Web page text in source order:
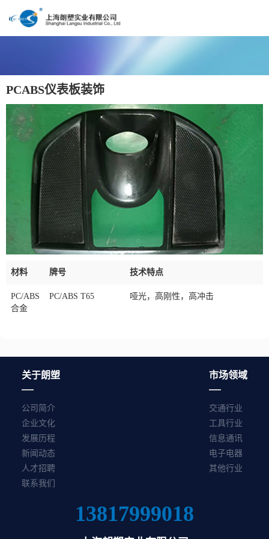
关于朗塑
市场领域
PCABS仪表板装饰
材料 牌号 技术特点
PC/ABS
合金
PC/ABS T65 哑光，高刚性，高冲击
关于朗塑
公司简介
企业文化
发展历程
新闻动态
人才招聘
联系我们
市场领域
交通行业
工具行业
信息通讯
电子电器
其他行业
13817999018